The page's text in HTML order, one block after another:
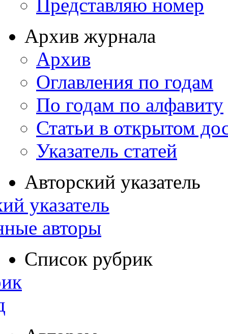
Представляю номер
Архив журнала
Архив
Оглавления по годам
По годам по алфавиту
Статьи в открытом
Указатель статей
Авторский указатель
указатель
авторы
Список рубрик